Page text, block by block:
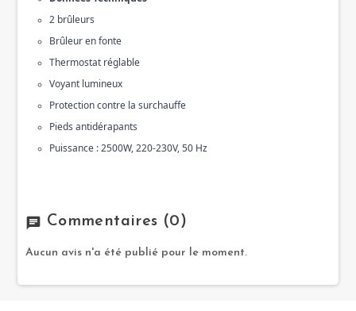
2 brûleurs
Brûleur en fonte
Thermostat réglable
Voyant lumineux
Protection contre la surchauffe
Pieds antidérapants
Puissance : 2500W, 220-230V, 50 Hz
chat Commentaires (0)
Aucun avis n'a été publié pour le moment.